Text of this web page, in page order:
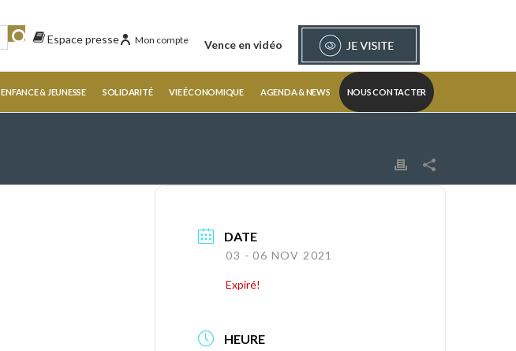
Vence en vidéo
Mon compte
Espace presse
ENFANCE & JEUNESSE SOLIDARITÉ VIE ÉCONOMIQUE AGENDA & NEWS NOUS CONTACTER
DATE
03 - 06 NOV 2021
Expiré!
HEURE